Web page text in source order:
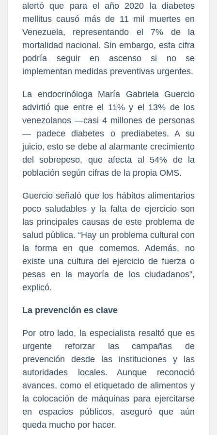
alertó que para el año 2020 la diabetes
mellitus causó más de 11 mil muertes en
Venezuela, representando el 7% de la
mortalidad nacional. Sin embargo, esta cifra
podría seguir en ascenso si no se
implementan medidas preventivas urgentes.
La endocrinóloga María Gabriela Guercio
advirtió que entre el 11% y el 13% de los
venezolanos —casi 4 millones de personas
— padece diabetes o prediabetes. A su
juicio, esto se debe al alarmante crecimiento
del sobrepeso, que afecta al 54% de la
población según cifras de la propia OMS.
Guercio señaló que los hábitos alimentarios
poco saludables y la falta de ejercicio son
las principales causas de este problema de
salud pública. “Hay un problema cultural con
la forma en que comemos. Además, no
existe una cultura del ejercicio de fuerza o
pesas en la mayoría de los ciudadanos”,
explicó.
La prevención es clave
Por otro lado, la especialista resaltó que es
urgente reforzar las campañas de
prevención desde las instituciones y las
autoridades locales. Aunque reconoció
avances, como el etiquetado de alimentos y
la colocación de máquinas para ejercitarse
en espacios públicos, aseguró que aún
queda mucho por hacer.